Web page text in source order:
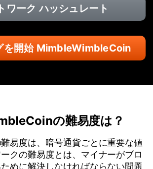
ワーク ハッシュレート
を開始 MimbleWimbleCoin
の難易度は？
易度は、暗号通貨ごとに重要な値
クの難易度とは、マイナーがブロ
めに解決しなければならない問題